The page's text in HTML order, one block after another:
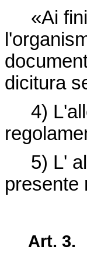
«Ai fini
dicitura
4)
5) L'
presente
Art. 3.